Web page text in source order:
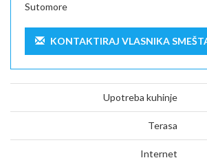
Sutomore
KONTAKTIRAJ VLASNIKA
Upotreba kuhinje
Terasa
Internet